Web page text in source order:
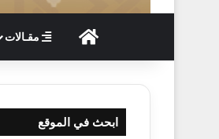
الصفحة الرئيسية
مقـالات
ابحث في الموقع